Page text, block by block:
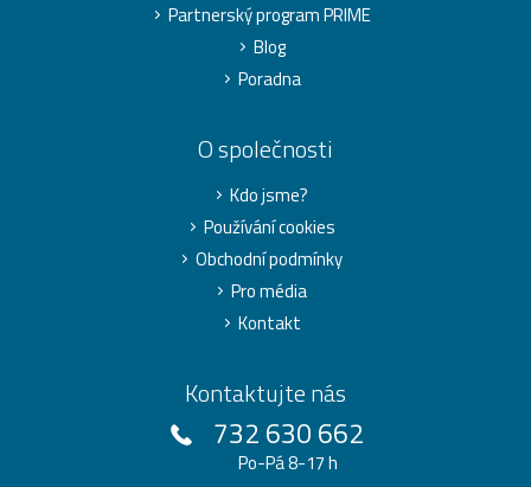
Partnerský program PRIME
Blog
Poradna
O společnosti
Kdo jsme?
Používání cookies
Obchodní podmínky
Pro média
Kontakt
Kontaktujte nás
732 630 662
Po-Pá 8-17 h